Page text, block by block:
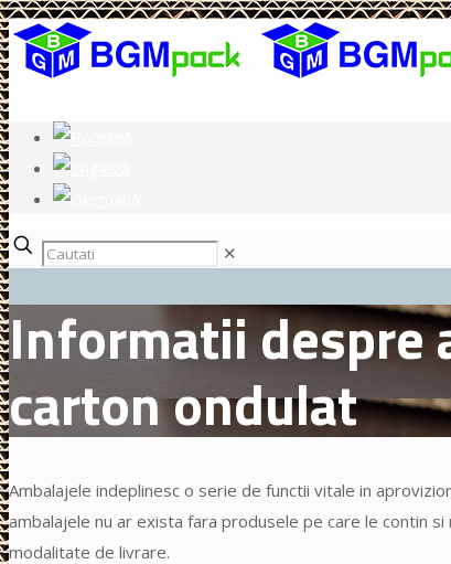
✕
Informatii despre
carton ondulat
Ambalajele indeplinesc o serie de functii vitale in
ambalajele nu ar exista fara produsele pe care le contin
modalitate de livrare.